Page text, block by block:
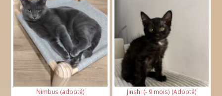
Nimbus (adopté) Jinshi (- 9 mois) (Adopté)